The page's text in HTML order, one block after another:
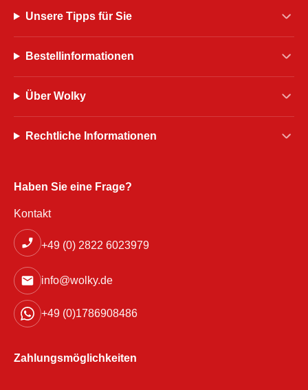
Unsere Tipps für Sie
Bestellinformationen
Über Wolky
Rechtliche Informationen
Haben Sie eine Frage?
Kontakt
+49 (0) 2822 6023979
info@wolky.de
+49 (0)1786908486
Zahlungsmöglichkeiten